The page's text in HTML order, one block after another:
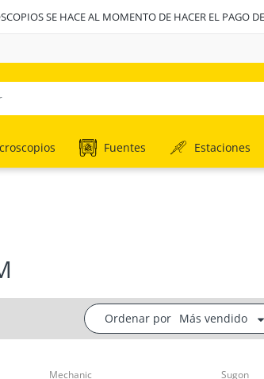
SE HACE AL MOMENTO DE HACER EL PAGO
Fuentes Estaciones
Ordenar por Más vendido
Mechanic Sugon